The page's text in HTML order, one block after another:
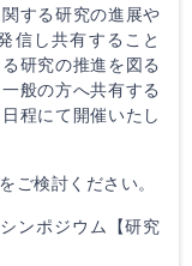
する研究の進展や
信し共有すること
研究の推進を図る
般の方へ共有する
程にて開催いたし
ご検討ください。
ンポジウム【研究